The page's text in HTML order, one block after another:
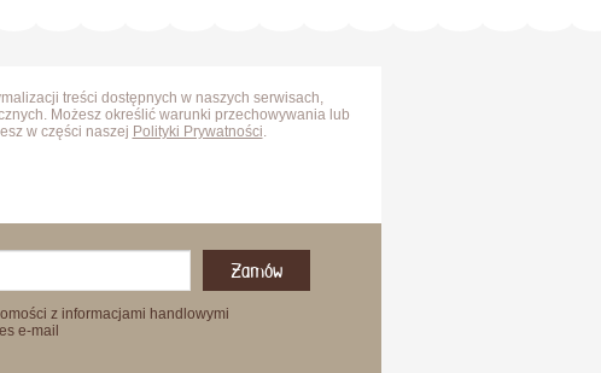
treści dostępnych w naszych serwisach,
Możesz określić warunki przechowywania lub
w części naszej Polityki Prywatności
Zamów
z informacjami handlowymi
e-mail